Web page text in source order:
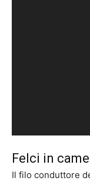
Felci in
Il filo conduttore